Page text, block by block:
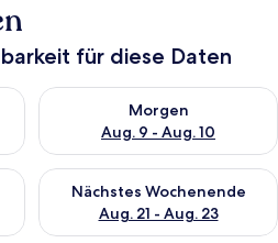
für diese Daten
für heute Nacht, Aug. 8 - Aug. 9.
Morgen
Aug. 9 - Aug. 10
Überprüfe die Verfügbarkeit
dieses Wochenende, Aug. 14
Nächstes Wochenende
Aug. 21 - Aug. 23
Überprüfe die Verfügbarkeit